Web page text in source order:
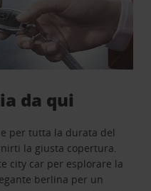
da qui
per tutta la durata del
la giusta copertura.
city car per esplorare la
berlina per un